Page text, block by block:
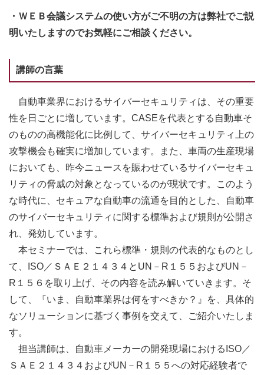
・ＷＥＢ会議システムの使い方がご不明の方は弊社でご説
明いたしますのでお気軽にご相談ください。
講師の言葉
自動車業界におけるサイバーセキュリティは、その重要
性を日ごとに増しています。CASEを代表とする自動車そ
のものの高機能化に比例して、サイバーセキュリティ上の
攻撃機会も確実に増加しています。また、車両の生産現場
においても、昨今ニュースを賑わせているサイバーセキュ
リティの脅威の対象となっているのが現状です。このよう
な時代に、セキュアな自動車の流通を目的とした、自動車
のサイバーセキュリティに関する標準および規則が公開さ
れ、発効しています。
本セミナーでは、これら標準・規則の代表的なものとし
て、ISO／ＳＡＥ２１４３４とUN－R１５５およびUN－
R１５６を取り上げ、その内容を読み解いていきます。そ
して、『いま、自動車業界は何をすべきか？』を、具体的
なソリューションに基づく事例を交えて、ご紹介いたしま
す。
担当講師は、自動車メーカーの開発現場におけるISO／
ＳＡＥ２１４３４およびUN－R１５５への対応経験者で